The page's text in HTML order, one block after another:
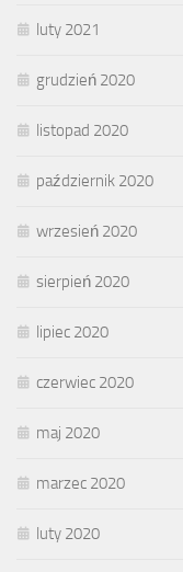
luty 2021
grudzień 2020
listopad 2020
październik 2020
wrzesień 2020
sierpień 2020
lipiec 2020
czerwiec 2020
maj 2020
marzec 2020
luty 2020